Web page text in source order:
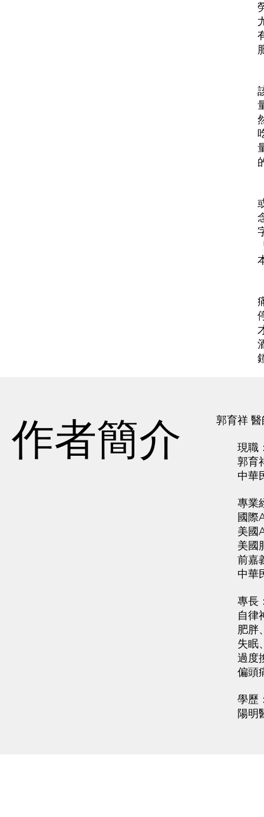
作者簡介 郭育祥 醫
現職
郭育祥
中華民
專業
國際
美國
美國肥
前嘉義
中華民
專長
自律神
肥胖、
失眠、
過度換
偏頭痛
學歷
陽明醫